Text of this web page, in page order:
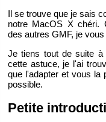
Il se trouve que je sais
notre MacOS X chéri.
des autres GMF, je
Je tiens tout de suite à
cette as­tuce, je l'ai
que l'adap­ter et vous la
pos­sible.
Pe­tite